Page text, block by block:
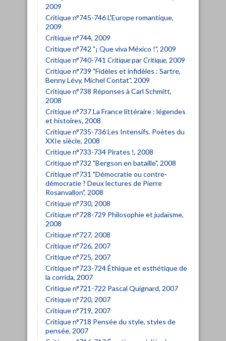
2009
Critique n°745-746 L'Europe romantique,
2009
Critique n°744, 2009
Critique n°742 "¡ Que viva México !", 2009
Critique n°740-741 CritiqueparCritique, 2009
Critique n°739 "Fidèles et infidèles : Sartre,
Benny Lévy, Michel Contat", 2009
Critique n°738 Réponses à Carl Schmitt,
2008
Critique n°737 La France littéraire : légendes
et histoires, 2008
Critique n°735-736 Les Intensifs. Poètes du
XXIe siècle, 2008
Critique n°733-734 Pirates !, 2008
Critique n°732 "Bergson en bataille", 2008
Critique n°731 "Démocratie ou contre-
démocratie ? Deux lectures de Pierre
Rosanvallon", 2008
Critique n°730, 2008
Critique n°728-729 Philosophie et judaïsme,
2008
Critique n°727, 2008
Critique n°726, 2007
Critique n°725, 2007
Critique n°723-724 Éthique et esthétique de
la corrida, 2007
Critique n°721-722 Pascal Quignard, 2007
Critique n°720, 2007
Critique n°719, 2007
Critique n°718 Pensée du style, styles de
pensée, 2007